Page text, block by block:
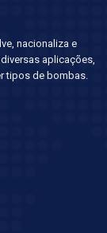
nacionaliza e
aplicações,
tipos de bombas.